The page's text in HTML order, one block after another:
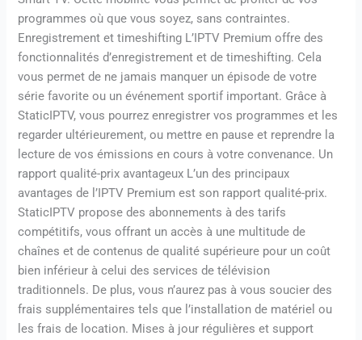
programmes où que vous soyez, sans contraintes.
Enregistrement et timeshifting L’IPTV Premium offre des
fonctionnalités d’enregistrement et de timeshifting. Cela
vous permet de ne jamais manquer un épisode de votre
série favorite ou un événement sportif important. Grâce à
StaticIPTV, vous pourrez enregistrer vos programmes et les
regarder ultérieurement, ou mettre en pause et reprendre la
lecture de vos émissions en cours à votre convenance. Un
rapport qualité-prix avantageux L’un des principaux
avantages de l’IPTV Premium est son rapport qualité-prix.
StaticIPTV propose des abonnements à des tarifs
compétitifs, vous offrant un accès à une multitude de
chaînes et de contenus de qualité supérieure pour un coût
bien inférieur à celui des services de télévision
traditionnels. De plus, vous n’aurez pas à vous soucier des
frais supplémentaires tels que l’installation de matériel ou
les frais de location. Mises à jour régulières et support